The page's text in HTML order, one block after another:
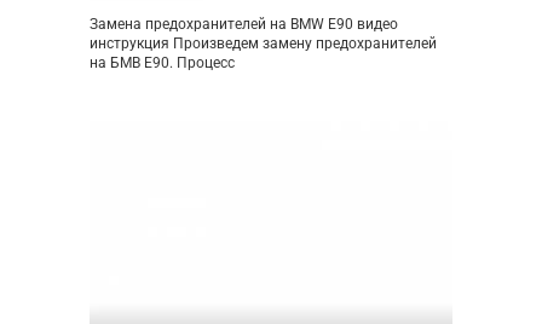
Замена предохранителей на BMW E90 видео
инструкция Произведем замену предохранителей
на БМВ Е90. Процесс